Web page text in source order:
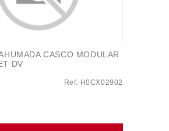
CASCO MODULAR
DV
Ref: H0CX02902